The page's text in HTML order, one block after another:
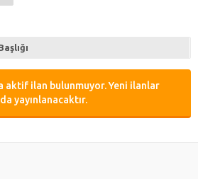
aktif ilan bulunmuyor. Yeni ilanlar
yayınlanacaktır.